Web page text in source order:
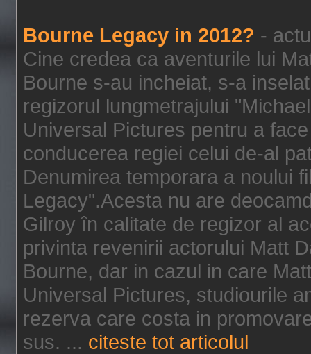
Bourne Legacy in 2012? -
Cine credea ca aventurile lui
Bourne s-au incheiat, s-a
regizorul lungmetrajului
Universal Pictures pentru a
conducerea regiei celui de-al
Denumirea temporara a noului
Legacy".Acesta nu are
Gilroy în calitate de regizor al
privinta revenirii actorului Matt
Bourne, dar in cazul in care
Universal Pictures, studiourile
rezerva care costa in
sus. ... citeste tot articolul